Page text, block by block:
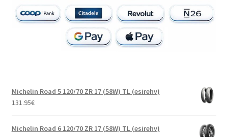
Michelin Road 5 120/70 ZR 17 (58W) TL (esirehv)
131.95€
Michelin Road 6 120/70 ZR 17 (58W) TL (esirehv)